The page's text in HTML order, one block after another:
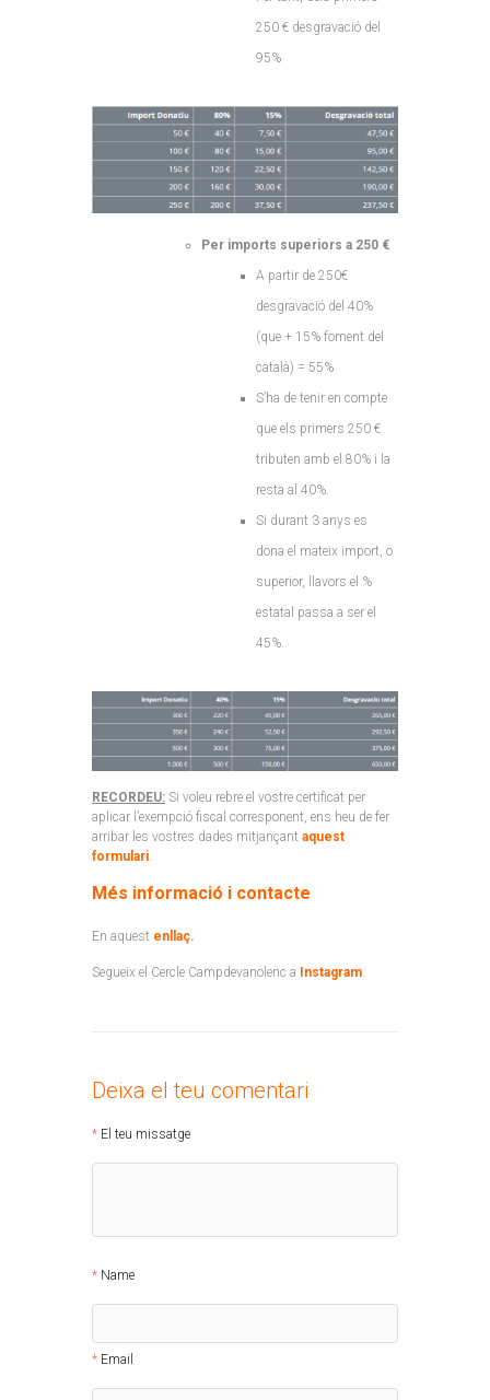
250 € desgravació del
95%
Per imports superiors a 250 €
A partir de 250€
desgravació del 40%
(que + 15% foment del
català) = 55%
S’ha de tenir en compte
que els primers 250 €
tributen amb el 80% i la
resta al 40%.
Si durant 3 anys es
dona el mateix import, o
superior, llavors el %
estatal passa a ser el
45%.
RECORDEU: Si voleu rebre el vostre certificat per
aplicar l’exempció fiscal corresponent, ens heu de fer
arribar les vostres dades mitjançant aquest
formulari.
Més informació i contacte
En aquest enllaç.
Segueix el Cercle Campdevanolenc a Instagram.
Deixa el teu comentari
El teu missatge
Name
Email